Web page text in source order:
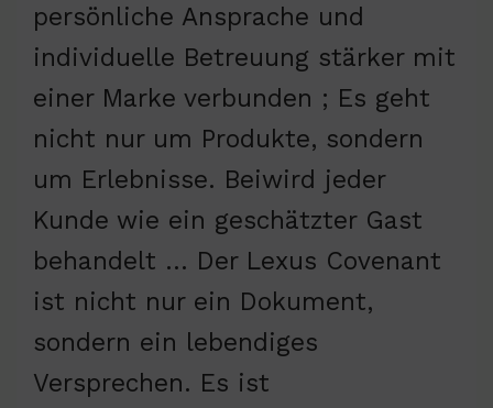
persönliche Ansprache und
individuelle Betreuung stärker mit
einer Marke verbunden ; Es geht
nicht nur um Produkte, sondern
um Erlebnisse. Beiwird jeder
Kunde wie ein geschätzter Gast
behandelt … Der Lexus Covenant
ist nicht nur ein Dokument,
sondern ein lebendiges
Versprechen. Es ist